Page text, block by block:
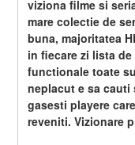
viziona filme si
mare colectie de
buna, majoritatea
in fiecare zi lista
functionale toate
neplacut e sa cauti
gasesti playere
reveniti. Vizionare